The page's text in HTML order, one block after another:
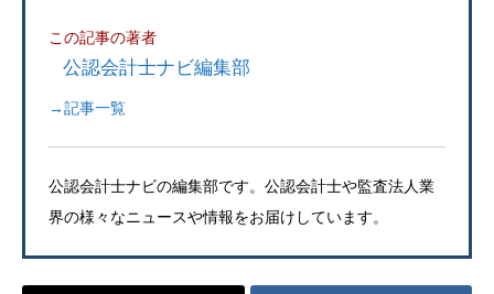
この記事の著者
公認会計士ナビ編集部
→記事一覧
公認会計士ナビの編集部です。公認会計士や監査法人業
界の様々なニュースや情報をお届けしています。